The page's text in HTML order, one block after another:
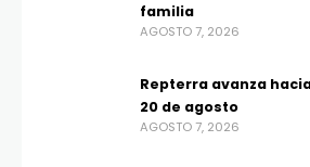
familia
AGOSTO 7, 2026
Repterra avanza
20 de agosto
AGOSTO 7, 2026